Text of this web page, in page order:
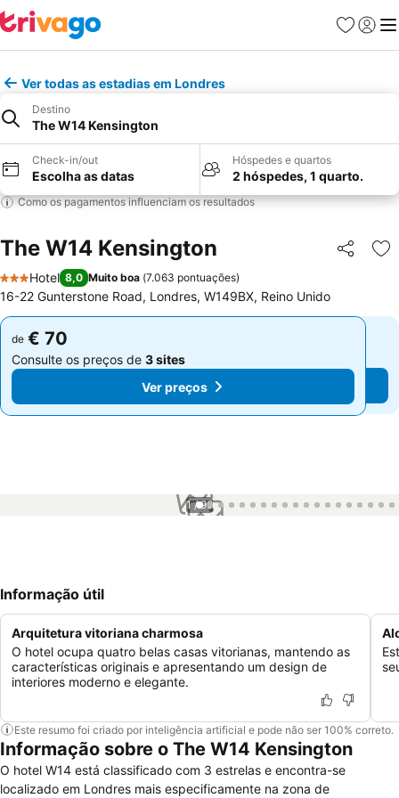
Favoritos
Iniciar
Ver todas as estadias em Londres
Destino
The W14 Kensington
Check-in/out
Escolha as datas
Hóspedes e quartos
2 hóspedes, 1 quarto.
Como os pagamentos influenciam os resultados
The W14 Kensington Partilhar
3 Estrelas
Hotel 8,0 Muito boa (7.063 pontuações)
16-22 Gunterstone Road, Londres, W149BX, Reino Unido
de € 70
Consulte os preços de 3 sites
Ver preços
de € 70
Consulte os preços de 3 sites
Ver preços
1 / 96
Informação útil
Arquitetura vitoriana charmosa
O hotel ocupa quatro belas casas vitorianas, mantendo as
características originais e apresentando um design de
interiores moderno e elegante.
Este resumo foi criado por inteligência artificial e pode não ser 100% correto.
Informação sobre o The W14 Kensington
O hotel W14 está classificado com 3 estrelas e encontra-se
localizado em Londres mais especificamente na zona de